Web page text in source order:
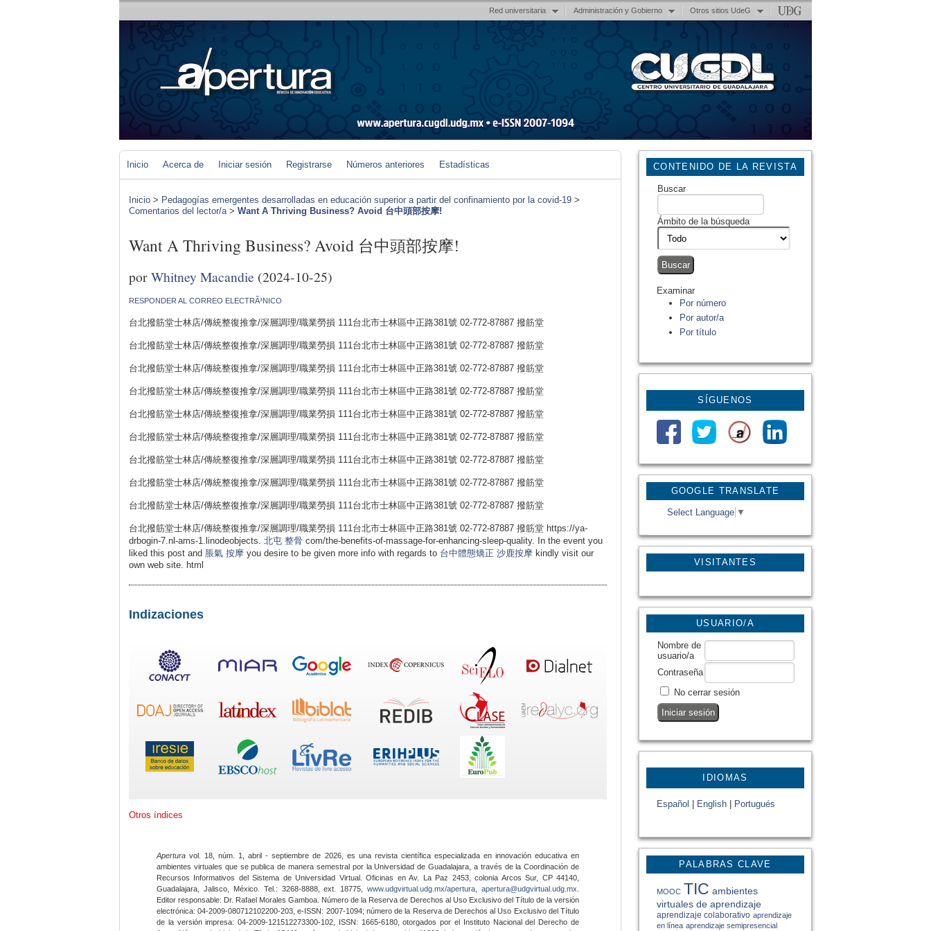
Red universitaria Administración y Gobierno Otros sitios UdeG
GOOGLE TRANSLATE
Select Language ▼
VISITANTES
CONTENIDO DE LA REVISTA
Buscar
Ámbito de la búsqueda
Examinar
Por número
Por autor/a
Por título
SÍGUENOS
USUARIO/A
Nombre de
usuario/a
Contraseña
No cerrar sesión
IDIOMAS
Español English Portugués
PALABRAS CLAVE
MOOC TIC ambientes
virtuales de aprendizaje
aprendizaje colaborativo aprendizaje
en línea aprendizaje semipresencial
Inicio Acerca de Iniciar sesión Registrarse Números anteriores Estadísticas
Inicio > Pedagogías emergentes desarrolladas en educación superior a partir del confinamiento por la covid-19 >
Comentarios del lector/a> Want A Thriving Business? Avoid 台中頭部按摩!
Want A Thriving Business? Avoid 台中頭部按摩!
porWhitney Macandie (2024-10-25)
RESPONDER AL CORREO ELECTRÃ³NICO
台北撥筋堂士林店/傳統整復推拿/深層調理/職業勞損 111台北市士林區中正路381號 02-772-87887 撥筋堂
台北撥筋堂士林店/傳統整復推拿/深層調理/職業勞損 111台北市士林區中正路381號 02-772-87887 撥筋堂
台北撥筋堂士林店/傳統整復推拿/深層調理/職業勞損 111台北市士林區中正路381號 02-772-87887 撥筋堂
台北撥筋堂士林店/傳統整復推拿/深層調理/職業勞損 111台北市士林區中正路381號 02-772-87887 撥筋堂
台北撥筋堂士林店/傳統整復推拿/深層調理/職業勞損 111台北市士林區中正路381號 02-772-87887 撥筋堂
台北撥筋堂士林店/傳統整復推拿/深層調理/職業勞損 111台北市士林區中正路381號 02-772-87887 撥筋堂
台北撥筋堂士林店/傳統整復推拿/深層調理/職業勞損 111台北市士林區中正路381號 02-772-87887 撥筋堂
台北撥筋堂士林店/傳統整復推拿/深層調理/職業勞損 111台北市士林區中正路381號 02-772-87887 撥筋堂
台北撥筋堂士林店/傳統整復推拿/深層調理/職業勞損 111台北市士林區中正路381號 02-772-87887 撥筋堂
台北撥筋堂士林店/傳統整復推拿/深層調理/職業勞損 111台北市士林區中正路381號 02-772-87887 撥筋堂 https://ya-
drbogin-7.nl-ams-1.linodeobjects. 北屯 整骨 com/the-benefits-of-massage-for-enhancing-sleep-quality. In the event you
liked this post and 脹氣 按摩 you desire to be given more info with regards to 台中體態矯正 沙鹿按摩 kindly visit our
own web site. html
Indizaciones
Otros índices
Apertura vol. 18, núm. 1, abril - septiembre de 2026, es una revista científica especializada en innovación educativa en
ambientes virtuales que se publica de manera semestral por la Universidad de Guadalajara, a través de la Coordinación de
Recursos Informativos del Sistema de Universidad Virtual. Oficinas en Av. La Paz 2453, colonia Arcos Sur, CP 44140,
Guadalajara, Jalisco, México. Tel.: 3268-8888, ext. 18775,www.udgvirtual.udg.mx/apertura apertura@udgvirtual.udg.mx
Editor responsable: Dr. Rafael Morales Gamboa. Número de la Reserva de Derechos al Uso Exclusivo del Título de la versión
electrónica: 04-2009-080712102200-203, e-ISSN: 2007-1094; número de la Reserva de Derechos al Uso Exclusivo del Título
de la versión impresa: 04-2009-121512273300-102, ISSN: 1665-6180, otorgados por el Instituto Nacional del Derecho de